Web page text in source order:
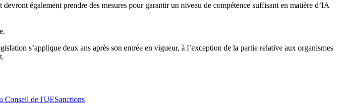
également prendre des mesures pour garantir un niveau de compétence suffisant en matière d’IA
s’applique deux ans après son entrée en vigueur, à l’exception de la partie relative aux organismes
Conseil de l'UESanctions